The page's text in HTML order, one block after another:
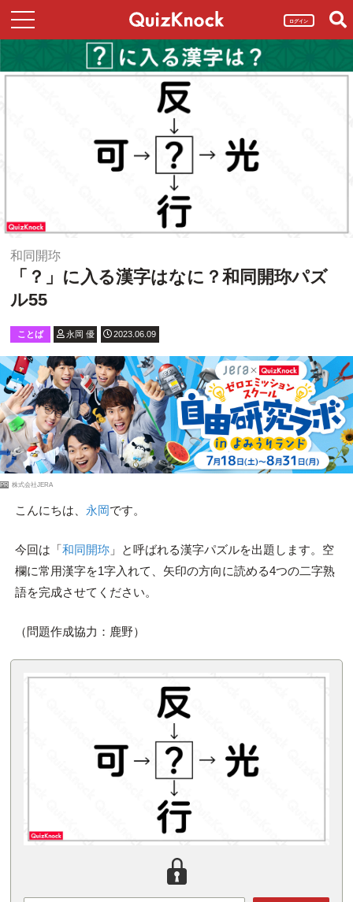
ログイン
和同開珎
「？」に入る漢字はなに？和同開珎パズ
ル55
ことば 永岡 優 2023.06.09
PR 株式会社JERA
こんにちは、 永岡です。
今回は「和同開珎」と呼ばれる漢字パズルを出題します。空
欄に常用漢字を1字入れて、矢印の方向に読める4つの二字熟
語を完成させてください。
（問題作成協力：鹿野）